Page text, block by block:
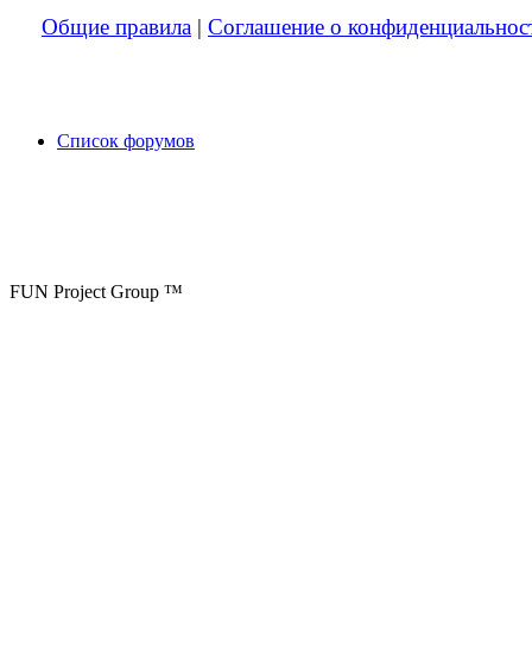
Общие правила | Соглашение о
Список форумов
FUN Project Group ™